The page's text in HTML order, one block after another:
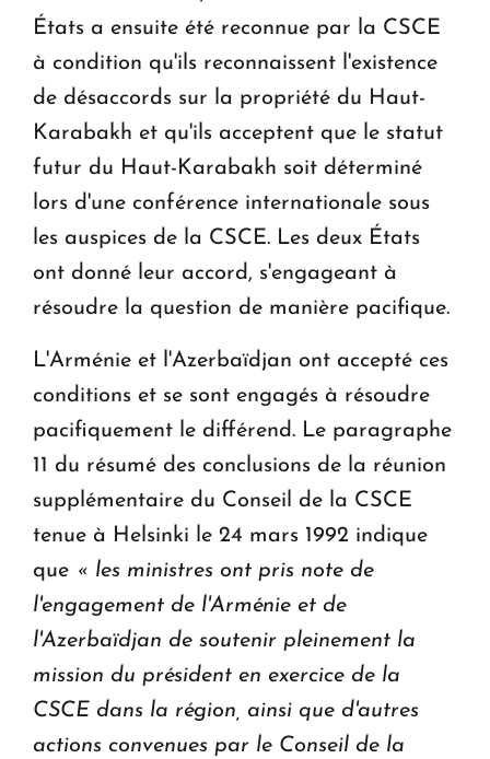
États a ensuite été reconnue par la CSCE
à condition qu'ils reconnaissent l'existence
de désaccords sur la propriété du Haut-
Karabakh et qu'ils acceptent que le statut
futur du Haut-Karabakh soit déterminé
lors d'une conférence internationale sous
les auspices de la CSCE. Les deux États
ont donné leur accord, s'engageant à
résoudre la question de manière pacifique.
L'Arménie et l'Azerbaïdjan ont accepté ces
conditions et se sont engagés à résoudre
pacifiquement le différend. Le paragraphe
11 du résumé des conclusions de la réunion
supplémentaire du Conseil de la CSCE
tenue à Helsinki le 24 mars 1992 indique
que « les ministres ont pris note de
l'engagement de l'Arménie et de
l'Azerbaïdjan de soutenir pleinement la
mission du président en exercice de la
CSCE dans la région, ainsi que d'autres
actions convenues par le Conseil de la